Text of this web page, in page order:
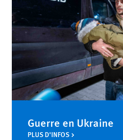
Guerre en Ukraine
PLUS D'INFOS